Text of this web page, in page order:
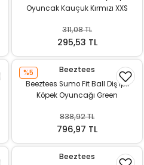
Oyuncak Kauçuk Kırmızı XXS
311,08 TL
295,53 TL
%5
Beeztees
Beeztees Sumo Fit Ball Diş İpli
Köpek Oyuncağı Green
838,92 TL
796,97 TL
Beeztees